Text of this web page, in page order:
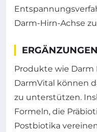
Darm-Hirn-Achse
Produkte wie Darm
DarmVital können
zu unterstützen.
Formeln, die
Postbiotika